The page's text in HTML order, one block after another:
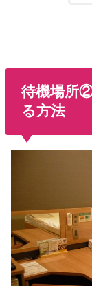
待機場所
る方法